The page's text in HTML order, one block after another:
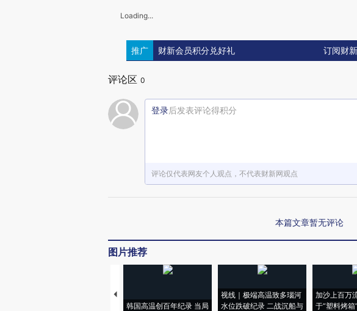
Loading...
推广 财新会员积分兑好礼 订阅财
评论区 0
登录后发表评论得积分
评论仅代表网友个人观点，不代表财新网观点
本篇文章暂无评论
图片推荐
韩国高温创百年纪录 当局
视线｜极端高温致多瑙河
水位跌破纪录 二战沉船与
加沙上百万
于“塑料烤箱